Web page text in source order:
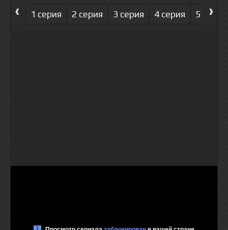
‹ 1 серия 2 серия 3 серия 4 серия 5 серия
›